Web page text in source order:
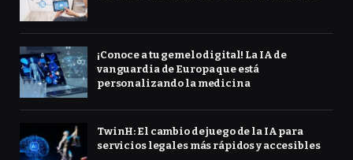
¡Conoce a tu gemelo digital! La IA de
vanguardia de Europa que está
personalizando la medicina
TwinH: El cambio de juego de la IA para
servicios legales más rápidos y accesibles